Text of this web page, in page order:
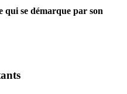
se démarque par son